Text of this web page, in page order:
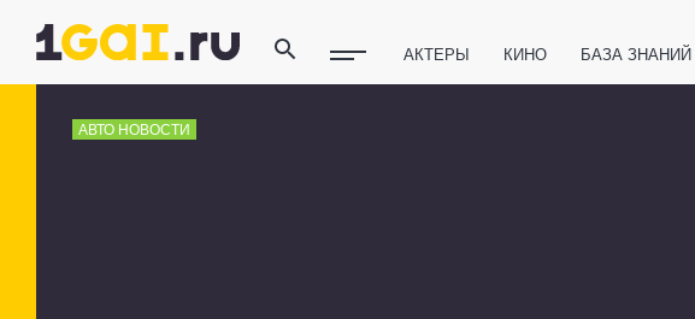
АКТЕРЫ КИНО БАЗА ЗНАНИЙ
АВТО НОВОСТИ